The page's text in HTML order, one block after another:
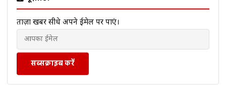
ताज़ा खबरें सीधे अपने ईमेल पर पाएं।
सब्सक्राइब करें